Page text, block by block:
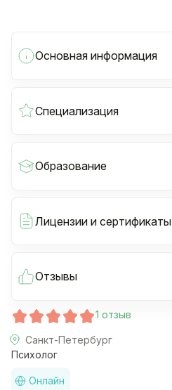
Основная информация
Специализация
Образование
Лицензии и сертификаты
Отзывы
1 отзыв
Санкт-Петербург
Психолог
Онлайн